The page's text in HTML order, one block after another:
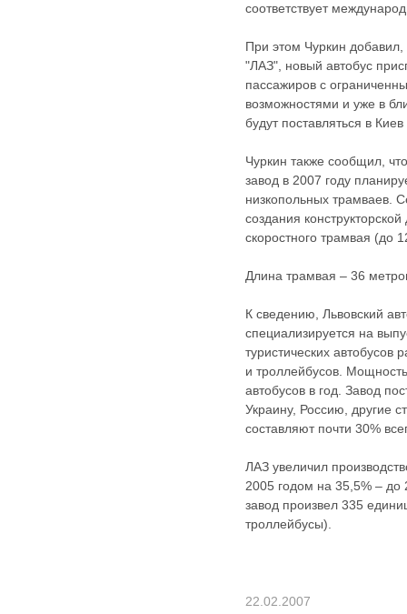
соответствует
При этом Чуркин добавил,
"ЛАЗ", новый автобус
пассажиров с
возможностями и уже в
будут поставляться в
Чуркин также сообщил,
завод в 2007 году
низкопольных трамваев.
создания
скоростного трамвая (до
Длина трамвая – 36
К сведению, Львовский
специализируется на
туристических
и троллейбусов.
автобусов в год. Завод
Украину, Россию, другие
составляют почти 30%
ЛАЗ увеличил
2005 годом на 35,5% – до
завод произвел 335
троллейбусы).
22.02.2007